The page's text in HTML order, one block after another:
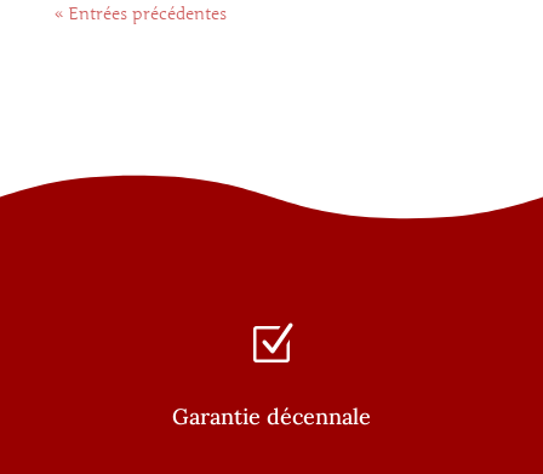
« Entrées précédentes
Z
Garantie décennale